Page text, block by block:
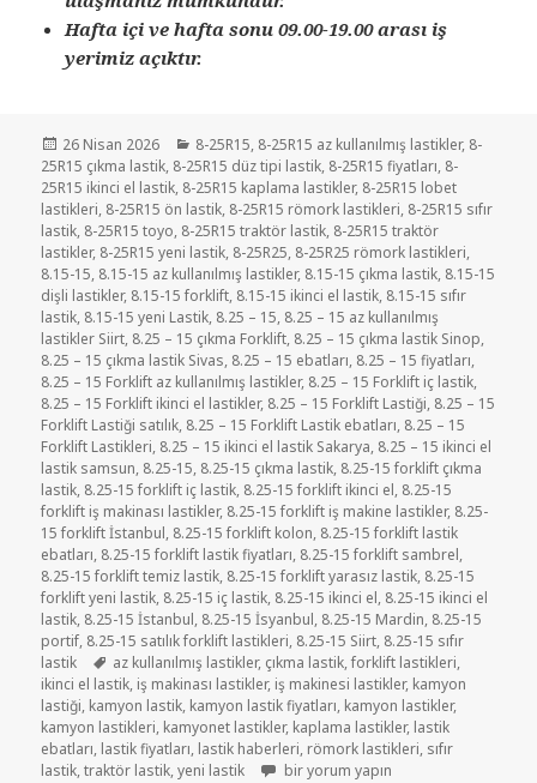
Hafta içi ve hafta sonu 09.00-19.00 arası iş
yerimiz açıktır.
Yayın
tarihi
26 Nisan 2026 Kategoriler
8-25R15, 8-25R15 az kullanılmış lastikler, 8-
25R15 çıkma lastik, 8-25R15 düz tipi lastik, 8-25R15 fiyatları, 8-
25R15 ikinci el lastik, 8-25R15 kaplama lastikler, 8-25R15 lobet
lastikleri, 8-25R15 ön lastik, 8-25R15 römork lastikleri, 8-25R15 sıfır
lastik, 8-25R15 toyo, 8-25R15 traktör lastik, 8-25R15 traktör
lastikler, 8-25R15 yeni lastik, 8-25R25, 8-25R25 römork lastikleri,
8.15-15, 8.15-15 az kullanılmış lastikler, 8.15-15 çıkma lastik, 8.15-15
dişli lastikler, 8.15-15 forklift, 8.15-15 ikinci el lastik, 8.15-15 sıfır
lastik, 8.15-15 yeni Lastik, 8.25 – 15, 8.25 – 15 az kullanılmış
lastikler Siirt, 8.25 – 15 çıkma Forklift, 8.25 – 15 çıkma lastik Sinop,
8.25 – 15 çıkma lastik Sivas, 8.25 – 15 ebatları, 8.25 – 15 fiyatları,
8.25 – 15 Forklift az kullanılmış lastikler, 8.25 – 15 Forklift iç lastik,
8.25 – 15 Forklift ikinci el lastikler, 8.25 – 15 Forklift Lastiği, 8.25 – 15
Forklift Lastiği satılık, 8.25 – 15 Forklift Lastik ebatları, 8.25 – 15
Forklift Lastikleri, 8.25 – 15 ikinci el lastik Sakarya, 8.25 – 15 ikinci el
lastik samsun, 8.25-15, 8.25-15 çıkma lastik, 8.25-15 forklift çıkma
lastik, 8.25-15 forklift iç lastik, 8.25-15 forklift ikinci el, 8.25-15
forklift iş makinası lastikler, 8.25-15 forklift iş makine lastikler, 8.25-
15 forklift İstanbul, 8.25-15 forklift kolon, 8.25-15 forklift lastik
ebatları, 8.25-15 forklift lastik fiyatları, 8.25-15 forklift sambrel,
8.25-15 forklift temiz lastik, 8.25-15 forklift yarasız lastik, 8.25-15
forklift yeni lastik, 8.25-15 iç lastik, 8.25-15 ikinci el, 8.25-15 ikinci el
lastik, 8.25-15 İstanbul, 8.25-15 İsyanbul, 8.25-15 Mardin, 8.25-15
portif, 8.25-15 satılık forklift lastikleri, 8.25-15 Siirt, 8.25-15 sıfır
lastik
Etiketler
az kullanılmış lastikler, çıkma lastik,forklift lastikleri,
ikinci el lastik, iş makinası lastikler, iş makinesi lastikler, kamyon
lastiği, kamyon lastik, kamyon lastik fiyatları, kamyon lastikler,
kamyon lastikleri, kamyonet lastikler, kaplama lastikler, lastik
ebatları, lastik fiyatları, lastik haberleri, römork lastikleri, sıfır
lastik,traktör lastik,yeni lastik 8.25R15 ÖN TİPİ İKİNCİ EL ÇIKMA
bir yorum yapın